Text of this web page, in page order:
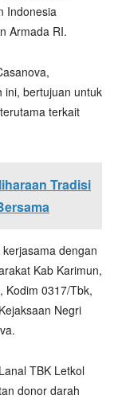
Indonesia
Armada RI.
ini, bertujuan untuk
terkait
Tradisi
dengan
Kab Karimun,
Kodim 0317/Tbk,
Negri
TBK Letkol
donor darah